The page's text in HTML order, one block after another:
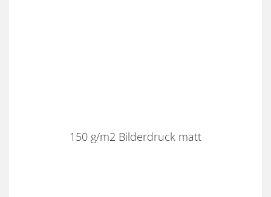
150 g/m2 Bilderdruck matt